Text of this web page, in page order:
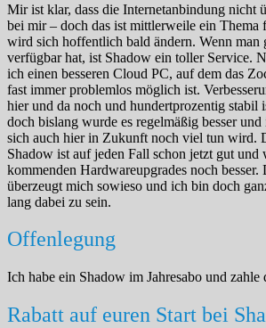
Mir ist klar, dass die Internetanbindung nicht
bei mir – doch das ist mittlerweile ein Thema
wird sich hoffentlich bald ändern. Wenn man
verfügbar hat, ist Shadow ein toller Service.
ich einen besseren Cloud PC, auf dem das
fast immer problemlos möglich ist.
hier und da noch und hundertprozentig stabil
doch bislang wurde es regelmäßig besser und
sich auch hier in Zukunft noch viel tun wird.
Shadow ist auf jeden Fall schon jetzt gut und
kommenden Hardwareupgrades noch besser.
überzeugt mich sowieso und ich bin doch
lang dabei zu sein.
Offenlegung
Ich habe ein Shadow im Jahresabo und zahle
Rabatt auf euren Start bei